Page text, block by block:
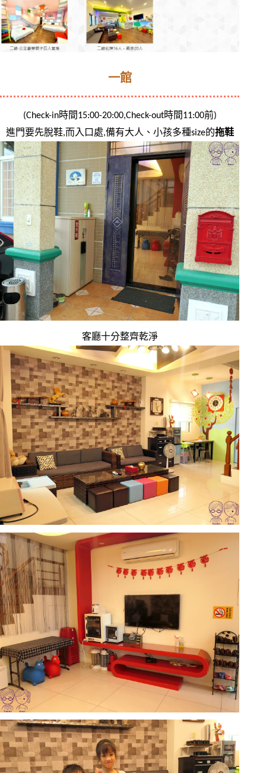
一館
(Check-in時間15:00-20:00,Check-out時間11:00前)
進門要先脫鞋,而入口處,備有大人、小孩多種size的拖鞋
客廳十分整齊乾淨